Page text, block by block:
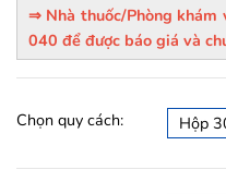
⇒ Nhà thuốc/Phòng
040 để được báo giá và
Chọn quy cách: Hộp